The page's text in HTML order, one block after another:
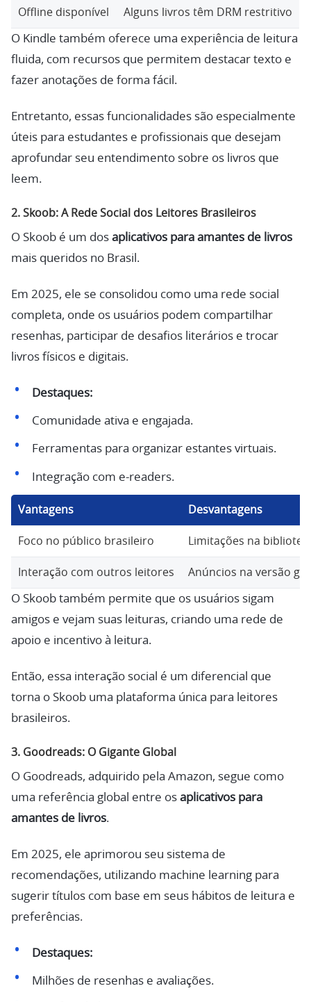
Offline disponível Alguns livros têm DRM restritivo
O Kindle também oferece uma experiência de leitura
fluida, com recursos que permitem destacar texto e
fazer anotações de forma fácil.
Entretanto, essas funcionalidades são especialmente
úteis para estudantes e profissionais que desejam
aprofundar seu entendimento sobre os livros que
leem.
2. Skoob: A Rede Social dos Leitores Brasileiros
O Skoob é um dos aplicativos para amantes de livros
mais queridos no Brasil.
Em 2025, ele se consolidou como uma rede social
completa, onde os usuários podem compartilhar
resenhas, participar de desafios literários e trocar
livros físicos e digitais.
Destaques:
Comunidade ativa e engajada.
Ferramentas para organizar estantes virtuais.
Integração com e-readers.
Vantagens Desvantagens
Foco no público brasileiro Limitações na
Interação com outros leitores Anúncios na versão
O Skoob também permite que os usuários sigam
amigos e vejam suas leituras, criando uma rede de
apoio e incentivo à leitura.
Então, essa interação social é um diferencial que
torna o Skoob uma plataforma única para leitores
brasileiros.
3. Goodreads: O Gigante Global
O Goodreads, adquirido pela Amazon, segue como
uma referência global entre os aplicativos para
amantes de livros.
Em 2025, ele aprimorou seu sistema de
recomendações, utilizando machine learning para
sugerir títulos com base em seus hábitos de leitura e
preferências.
Destaques:
Milhões de resenhas e avaliações.